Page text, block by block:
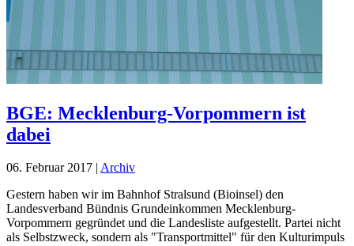
BGE: Mecklenburg-Vorpommern ist
dabei
06. Februar 2017 | Archiv
Gestern haben wir im Bahnhof Stralsund (Bioinsel) den
Landesverband Bündnis Grundeinkommen Mecklenburg-
Vorpommern gegründet und die Landesliste aufgestellt. Partei nicht
als Selbstzweck, sondern als "Transportmittel" für den Kulturimpuls